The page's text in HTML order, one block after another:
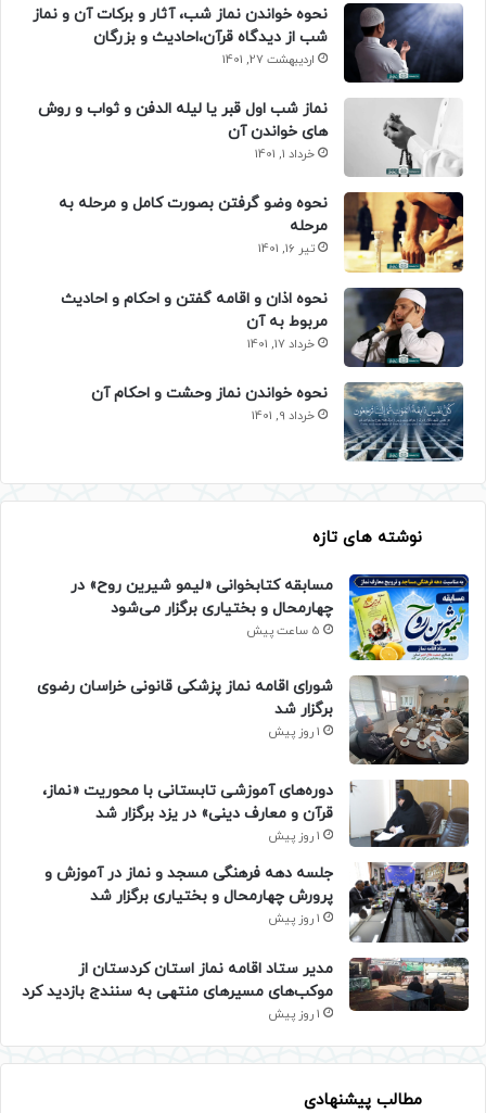
نحوه خواندن نماز شب، آثار و برکات آن و نماز
شب از دیدگاه قرآن،احادیث و بزرگان
اردیبهشت 27, 1401
نماز شب اول قبر یا لیله الدفن و ثواب و روش
های خواندن آن
خرداد 1, 1401
نحوه وضو گرفتن بصورت کامل و مرحله به
مرحله
تیر 16, 1401
نحوه اذان و اقامه گفتن و احکام و احادیث
مربوط به آن
خرداد 17, 1401
نحوه خواندن نماز وحشت و احکام آن
خرداد 9, 1401
نوشته های تازه
مسابقه کتابخوانی «لیمو شیرین روح» در
چهارمحال و بختیاری برگزار می‌شود
5 ساعت پیش
شورای اقامه نماز پزشکی قانونی خراسان رضوی
برگزار شد
1 روز پیش
دوره‌های آموزشی تابستانی با محوریت «نماز،
قرآن و معارف دینی» در یزد برگزار شد
1 روز پیش
جلسه دهه فرهنگی مسجد و نماز در آموزش و
پرورش چهارمحال و بختیاری برگزار شد
1 روز پیش
مدیر ستاد اقامه نماز استان کردستان از
موکب‌های مسیرهای منتهی به سنندج بازدید کرد
1 روز پیش
مطالب پیشنهادی